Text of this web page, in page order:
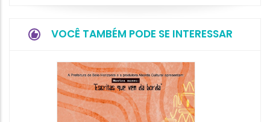
VOCÊ TAMBÉM PODE SE INTERESSAR